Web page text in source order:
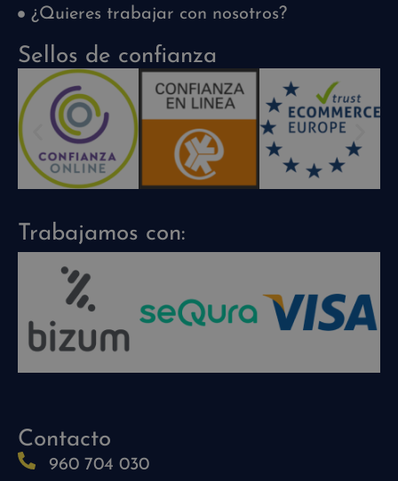
¿Quieres trabajar con nosotros?
Sellos de confianza
Trabajamos con:
Contacto
960 704 030